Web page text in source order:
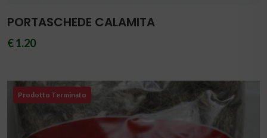
PORTASCHEDE CALAMITA
€ 1.20
Prodotto Terminato